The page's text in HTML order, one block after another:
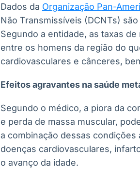
Dados da Organização Pan-
Não Transmissíveis (DCNTs)
Segundo a entidade, as taxas
entre os homens da região do
cardiovasculares e cânceres,
Efeitos agravantes na saúde
Segundo o médico, a piora da
e perda de massa muscular,
a combinação dessas
doenças cardiovasculares,
o avanço da idade.